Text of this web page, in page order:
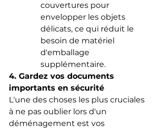
couvertures pour
envelopper les objets
délicats, ce qui réduit le
besoin de matériel
d'emballage
supplémentaire.
4. Gardez vos documents
importants en sécurité
L'une des choses les plus cruciales
à ne pas oublier lors d'un
déménagement est vos